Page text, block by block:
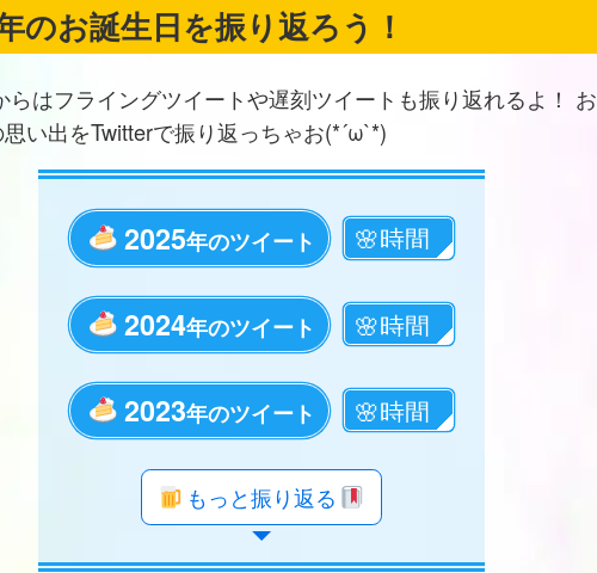
のお誕生日を振り返ろう！
らはフライングツイートや遅刻ツイートも振り返れるよ！ お
い出をTwitterで振り返っちゃお(*´ω`*)
2025年のツイート
2024年のツイート
2023年のツイート
年のツイート
年のツイート
年のツイート
年のツイート
年のツイート
年のツイート
年のツイート
年のツイート
年のツイート
年のツイート
年のツイート
年のツイート
年のツイート
年のツイート
年のツイート
年のツイート
年のツイート
もっと振り返る